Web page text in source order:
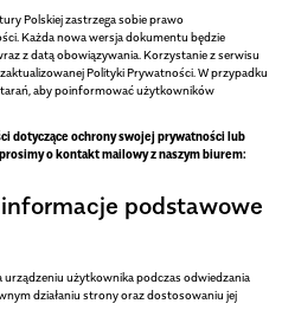
Polskiej zastrzega sobie prawo
Każda nowa wersja dokumentu będzie
z datą obowiązywania. Korzystanie z serwisu
Polityki Prywatności. W przypadku
aby poinformować użytkowników
dotyczące ochrony swojej prywatności lub
o kontakt mailowy z naszym biurem:
podstawowe
urządzeniu użytkownika podczas odwiedzania
działaniu strony oraz dostosowaniu jej